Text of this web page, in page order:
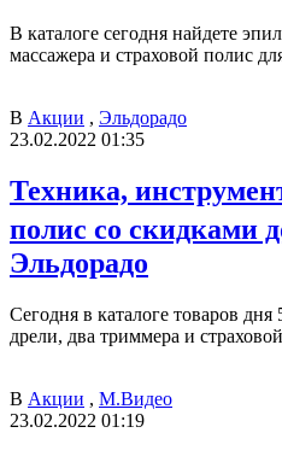
В каталоге сегодня найдете
массажера и страховой полис
В Акции , Эльдорадо
23.02.2022 01:35
Техника,
полис со скидками
Эльдорадо
Сегодня в каталоге товаров
дрели, два триммера и
В Акции , М.Видео
23.02.2022 01:19